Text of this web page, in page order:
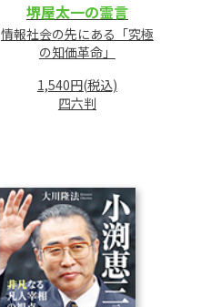
堺屋太一の霊言
情報社会の先にある「究極
の知価革命」
1,540円(税込)
四六判